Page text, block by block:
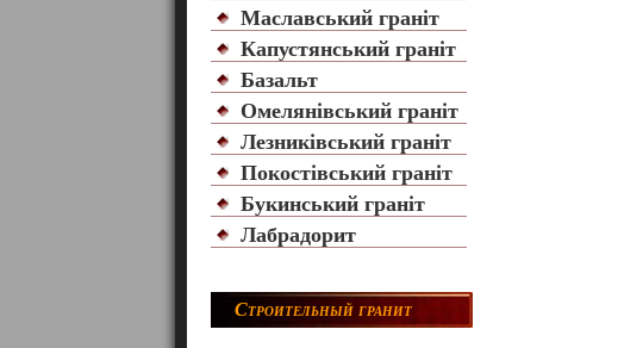
Маславський граніт
Капустянський граніт
Базальт
Омелянівський граніт
Лезниківський граніт
Покостівський граніт
Букинський граніт
Лабрадорит
Строительный гранит